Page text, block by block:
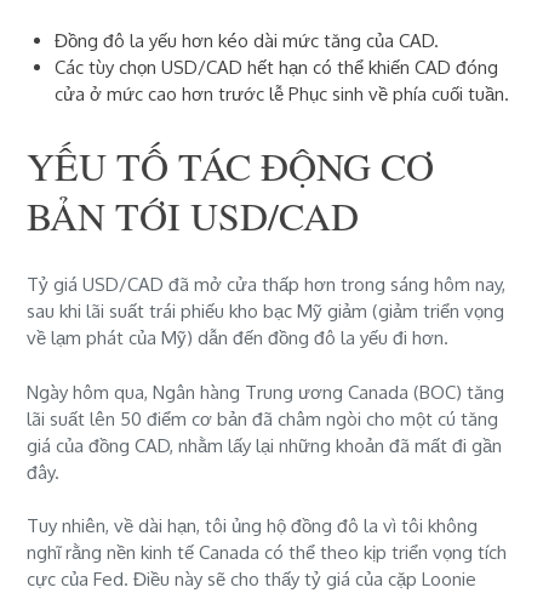
Đồng đô la yếu hơn kéo dài mức tăng của CAD.
Các tùy chọn USD/CAD hết hạn có thể khiến CAD đóng
cửa ở mức cao hơn trước lễ Phục sinh về phía cuối tuần.
YẾU TỐ TÁC ĐỘNG CƠ
BẢN TỚI USD/CAD
Tỷ giá USD/CAD đã mở cửa thấp hơn trong sáng hôm nay,
sau khi lãi suất trái phiếu kho bạc Mỹ giảm (giảm triển vọng
vềlạm phát của Mỹ)dẫn đếnđồng đô la yếu đi hơn.
Ngày hôm qua,Ngân hàng Trung ương Canada (BOC) tăng
lãi suất lên 50 điểm cơ bản đã châm ngòi cho một cú tăng
giá của đồng CAD, nhằm lấy lại những khoản đã mất đi gần
đây.
Tuy nhiên, về dài hạn, tôi ủng hộ đồng đô la vì tôi không
nghĩ rằng nền kinh tế Canada có thể theo kịptriển vọng tích
cực củaFed.Điều này sẽ cho thấy tỷ giá của cặp Loonie